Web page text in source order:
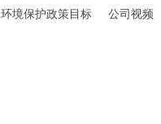
环境保护政策目标 公司视频